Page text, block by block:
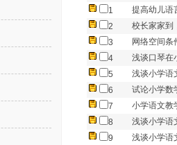
1
提高幼儿语
2
校长家家到
3
网络空间条
4
浅谈口琴在
5
浅谈小学语
6
试论小学数
7
小学语文教
8
浅谈小学语
9
浅谈小学语